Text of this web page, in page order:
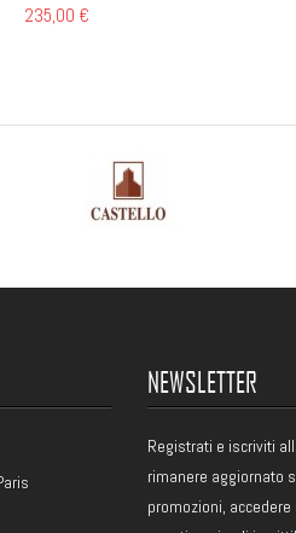
235,00 €
NEWSLETTER
Registrati e iscriviti
rimanere aggiornato
promozioni,